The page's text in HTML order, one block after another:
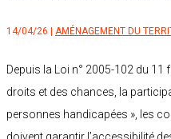
14/04/26 AMÉNAGEMENT DU
Depuis la Loi n° 2005-102 du 11
droits et des chances, la
personnes handicapées », les